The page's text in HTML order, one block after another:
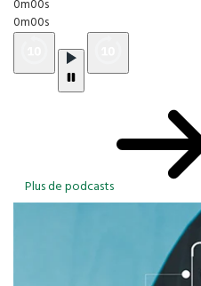
0m00s
0m00s
Plus de podcasts